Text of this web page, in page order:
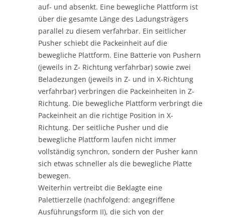
auf- und absenkt. Eine bewegliche Plattform ist
über die gesamte Länge des Ladungsträgers
parallel zu diesem verfahrbar. Ein seitlicher
Pusher schiebt die Packeinheit auf die
bewegliche Plattform. Eine Batterie von Pushern
(jeweils in Z- Richtung verfahrbar) sowie zwei
Beladezungen (jeweils in Z- und in X-Richtung
verfahrbar) verbringen die Packeinheiten in Z-
Richtung. Die bewegliche Plattform verbringt die
Packeinheit an die richtige Position in X-
Richtung. Der seitliche Pusher und die
bewegliche Plattform laufen nicht immer
vollständig synchron, sondern der Pusher kann
sich etwas schneller als die bewegliche Platte
bewegen.
Weiterhin vertreibt die Beklagte eine
Palettierzelle (nachfolgend: angegriffene
Ausführungsform II), die sich von der